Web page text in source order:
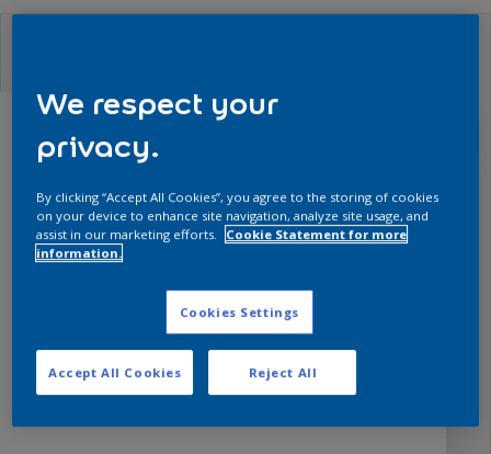
¿Qué superficie vas a
pintar?
Descubre el producto ideal para pintar
parte de los ambientesinteriores o
exteriores. Protectote acompaña en todos
los entregues con calidad y seas reconocido
por tu buen trabajo.
We respect your
privacy.
By clicking “Accept All Cookies”, you agree to the storing of cookies
on your device to enhance site navigation, analyze site usage, and
assist in our marketing efforts.
Cookie Statement for more
information.
Cookies Settings
Reject All
Accept All Cookies